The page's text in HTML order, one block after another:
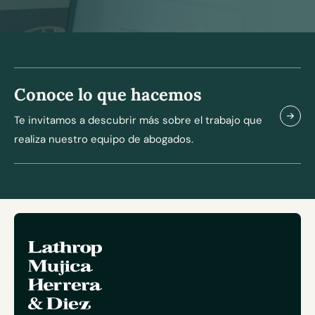
Conoce lo que hacemos
Te invitamos a descubrir más sobre el trabajo que
realiza nuestro equipo de abogados.